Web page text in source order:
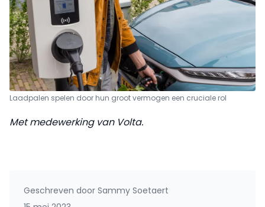
Laadpalen spelen door hun groot vermogen een cruciale rol
Met medewerking van Volta.
Geschreven door Sammy Soetaert